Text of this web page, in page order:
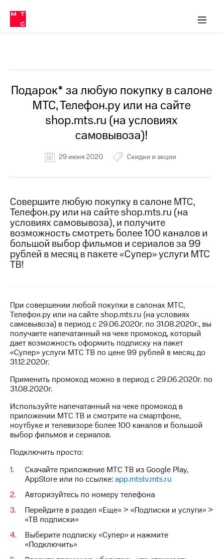
связь
Сервисы и подписки
30% на связь
кабинеты
Мобильная
и
Спутниковое
ТВ
МТС
связь
Перенести
Тарифы
Услуги
Роуминг
SIM-
карту
Оформить
eSIM
SIM-
для
иностранцев
Оформить
чистый
номер
Выбрать
красивый
номер
SIM-
карту
Перейти
на
eSIM
в МТС
Услуги
Роуминг
кабинет
Скачать
Акции
Скидка 30%
на связь
Тарифы
RED,
при
оплате
с карты
МТС
Деньги
Выберите
ТВ
с выгодным
тарифом
Тарифы
Интернет,
ТВ и телефон
для дома
Услуги
Личный
кабинет
интернета
и
ТВ
Подарок* за любую покупку в салоне
МТС, Телефон.ру или на сайте
shop.mts.ru (на условиях
самовывоза)!
29 июня 2020 Скидки и акции
Совершите любую покупку в салоне МТС,
Телефон.ру или на сайте shop.mts.ru (на
условиях самовывоза), и получите
возможность смотреть более 100 каналов и
большой выбор фильмов и сериалов за 99
рублей в месяц в пакете «Супер» услуги МТС
ТВ!
При совершении любой покупки в салонах МТС,
Телефон.ру или на сайте shop.mts.ru (на условиях
самовывоза) в период с 29.06.2020г. по 31.08.2020г., вы
получаете напечатанный на чеке промокод, который
дает возможность оформить подписку на пакет
«Супер» услуги МТС ТВ по цене 99 рублей в месяц до
31.12.2020г.
Применить промокод можно в период с 29.06.2020г. по
31.08.2020г.
Используйте напечатанный на чеке промокод в
приложении МТС ТВ и смотрите на смартфоне,
ноутбуке и телевизоре более 100 каналов и большой
выбор фильмов и сериалов.
Подключить просто:
Скачайте приложение МТС ТВ из Google Play,
AppStore или по ссылке:app.mtstv.mts.ru
Авторизуйтесь по номеру телефона
Перейдите в раздел «Еще» > «Подписки и услуги» >
«ТВ подписки»
Выберите подписку «Супер» и нажмите
«Подключить»